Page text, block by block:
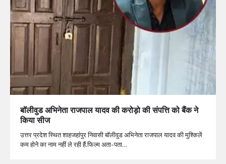
बॉलीवुड अभिनेता राजपाल यादव की करोड़ो की संपत्ति को बैंक ने
किया सीज
उत्तर प्रदेश स्थित शाहजहांपुर निवासी बॉलीवुड अभिनेता राजपाल यादव की मुश्किलें
कम होने का नाम नहीं ले रही हैं.फिल्म अता-पता…